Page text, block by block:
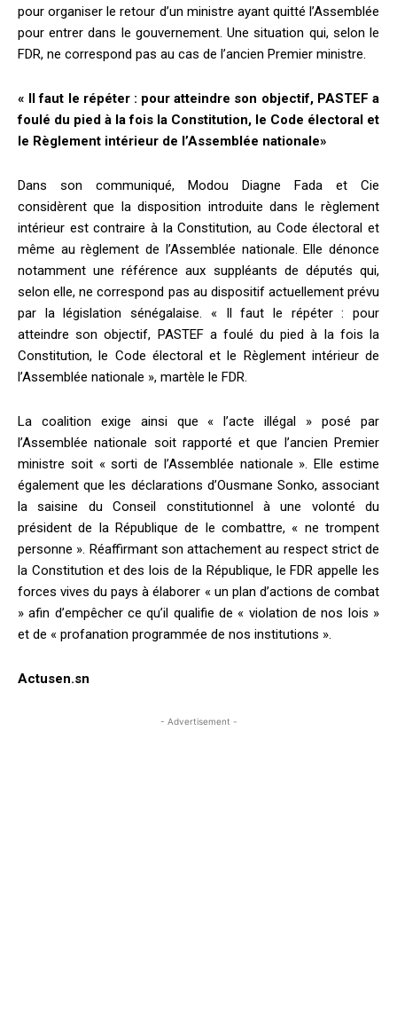
pour organiser le retour d’un ministre ayant quitté l’Assemblée
pour entrer dans le gouvernement. Une situation qui, selon le
FDR, ne correspond pas au cas de l’ancien Premier ministre.
« Il faut le répéter : pour atteindre son objectif, PASTEF a
foulé du pied à la fois la Constitution, le Code électoral et
le Règlement intérieur de l’Assemblée nationale»
Dans son communiqué, Modou Diagne Fada et Cie
considèrent que la disposition introduite dans le règlement
intérieur est contraire à la Constitution, au Code électoral et
même au règlement de l’Assemblée nationale. Elle dénonce
notamment une référence aux suppléants de députés qui,
selon elle, ne correspond pas au dispositif actuellement prévu
par la législation sénégalaise. « Il faut le répéter : pour
atteindre son objectif, PASTEF a foulé du pied à la fois la
Constitution, le Code électoral et le Règlement intérieur de
l’Assemblée nationale », martèle le FDR.
La coalition exige ainsi que « l’acte illégal » posé par
l’Assemblée nationale soit rapporté et que l’ancien Premier
ministre soit « sorti de l’Assemblée nationale ». Elle estime
également que les déclarations d’Ousmane Sonko, associant
la saisine du Conseil constitutionnel à une volonté du
président de la République de le combattre, « ne trompent
personne ». Réaffirmant son attachement au respect strict de
la Constitution et des lois de la République, le FDR appelle les
forces vives du pays à élaborer « un plan d’actions de combat
» afin d’empêcher ce qu’il qualifie de « violation de nos lois »
et de « profanation programmée de nos institutions ».
Actusen.sn
- Advertisement -